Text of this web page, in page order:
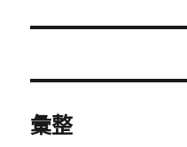
文
彙整